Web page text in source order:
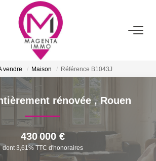
ACHETER
LOUER
ESTIMER/VENDRE
BIENS VENDUS
vendre Maison Référence B1043J
rénovée,Rouen
430 000 €
dont 3,61% TTC d'honoraires